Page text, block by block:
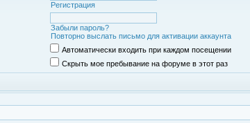
Регистрация
Забыли пароль?
Повторно выслать письмо для активации аккаунта
Автоматически входить при каждом посещении
Скрыть мое пребывание на форуме в этот раз